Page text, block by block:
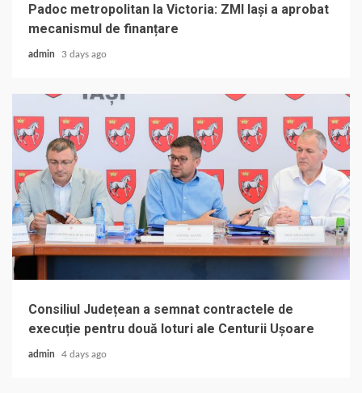
Padoc metropolitan la Victoria: ZMI Iași a aprobat
mecanismul de finanțare
admin 3 days ago
Consiliul Județean a semnat contractele de
execuție pentru două loturi ale Centurii Ușoare
admin 4 days ago